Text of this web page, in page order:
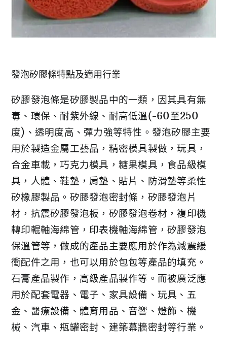
發泡矽膠條特點及適用行業
矽膠發泡條是矽膠製品中的一類，因其具有無
毒、環保、耐紫外線、耐高低溫(-60至250
度)、透明度高、彈力強等特性。發泡矽膠主要
用於製造金屬工藝品，精密模具製做，玩具，
合金車載，巧克力模具，糖果模具，食品級模
具，人體、鞋墊，肩墊、貼片、防滑墊等柔性
矽橡膠製品。矽膠發泡密封條，矽膠發泡片
材，抗震矽膠發泡板，矽膠發泡卷材，複印機
轉印輥軸海綿管，印表機軸海綿管，矽膠發泡
保溫管等，做成的產品主要應用於作為減震緩
衝配件之用，也可以用於包包等產品的填充。
石膏產品製作，高級產品製作等。而被廣泛應
用於配套電器、電子、家具設備、玩具、五
金、醫療設備、體育用品、音響、燈飾、機
械、汽車、瓶罐密封、建築幕牆密封等行業。